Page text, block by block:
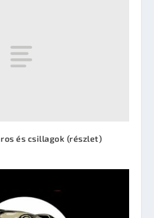
és csillagok (részlet)